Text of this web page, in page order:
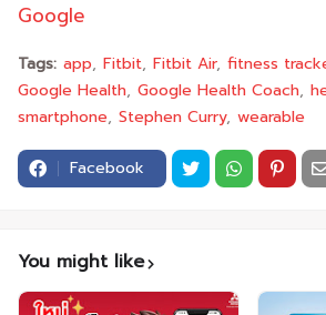
Google
Tags: app Fitbit Fitbit Air fitness
Google Health Google Health Coach
smartphone Stephen Curry wearable
Facebook
You might like